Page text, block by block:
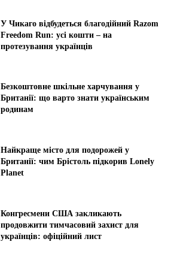
У Чикаго відбудеться благодійний Razom
Freedom Run: усі кошти – на
протезування українців
Безкоштовне шкільне харчування у
Британії: що варто знати українським
родинам
Найкраще місто для подорожей у
Британії: чим Брістоль підкорив Lonely
Planet
Конгресмени США закликають
продовжити тимчасовий захист для
українців: офіційний лист